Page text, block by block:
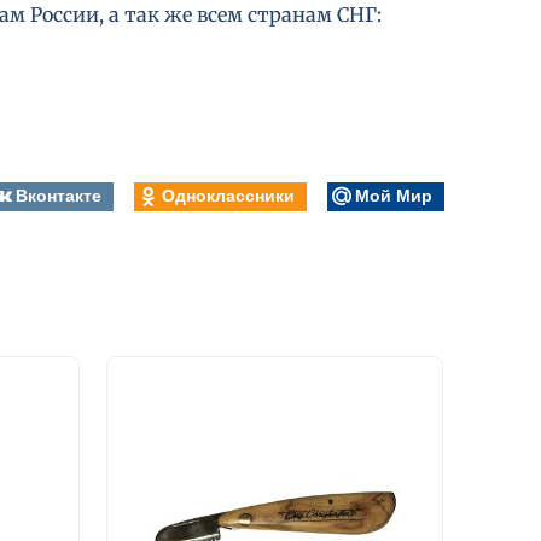
России, а так же всем странам СНГ:
Вконтакте Одноклассники Мой Мир